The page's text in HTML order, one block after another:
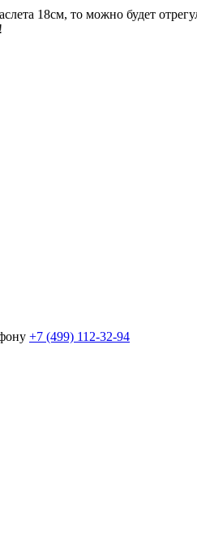
18см, то можно будет
+7 (499) 112-32-94